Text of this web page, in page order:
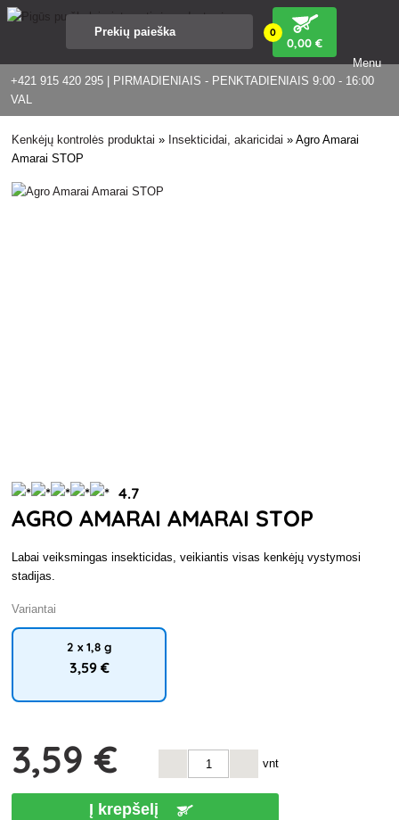
+421 915 420 295 | PIRMADIENIAIS - PENKTADIENIAIS 9:00 - 16:00
VAL
0
0,00 €
Menu
Kenkėjų kontrolės produktai » Insekticidai, akaricidai »Agro Amarai
Amarai STOP
4.7
AGRO AMARAI AMARAI STOP
Labai veiksmingas insekticidas, veikiantis visas kenkėjų vystymosi
stadijas.
Variantai
2 x 1,8 g
3,59 €
3,59 € vnt
Į krepšelį